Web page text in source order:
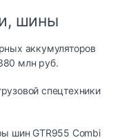
шины
аккумуляторов
млн руб.
спецтехники
шин GTR955 Combi